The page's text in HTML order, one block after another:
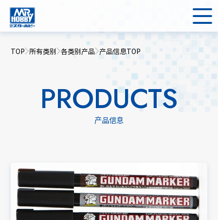
TOP 所有类别 各类别产品 产品信息TOP
PRODUCTS
产品信息